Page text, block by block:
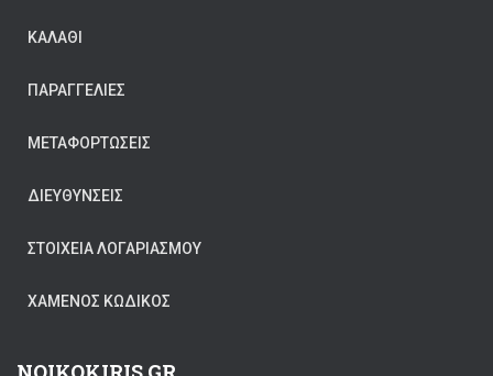
ΚΑΛΆΘΙ
ΠΑΡΑΓΓΕΛΊΕΣ
ΜΕΤΑΦΟΡΤΏΣΕΙΣ
ΔΙΕΥΘΎΝΣΕΙΣ
ΣΤΟΙΧΕΊΑ ΛΟΓΑΡΙΑΣΜΟΎ
ΧΑΜΈΝΟΣ ΚΩΔΙΚΌΣ